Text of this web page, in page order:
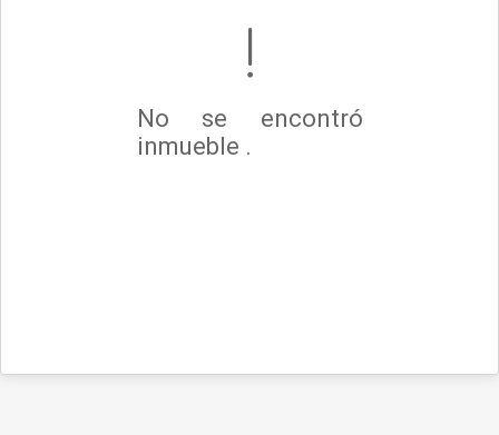
No se encontró
inmueble .